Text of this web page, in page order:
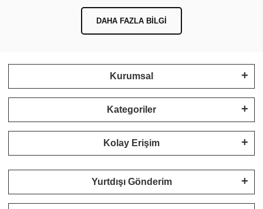
DAHA FAZLA BILGI
Kurumsal
Kategoriler
Kolay Erişim
Yurtdışı Gönderim